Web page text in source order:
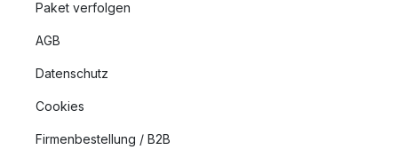
Paket verfolgen
AGB
Datenschutz
Cookies
Firmenbestellung / B2B